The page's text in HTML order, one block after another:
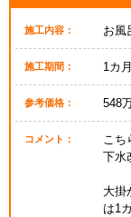
施工内容： お風
施工期間： 1カ月
参考価格： 548
コメント：
こ
下水
大掛
は1